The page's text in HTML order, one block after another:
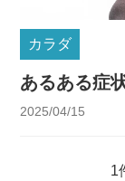
カラダ
あるある症
2025/04/15
1